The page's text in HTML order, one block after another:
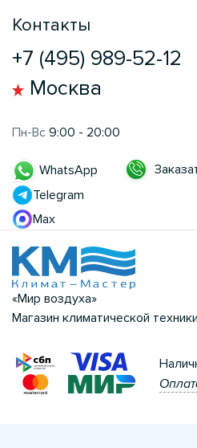
Контакты
+7 (495) 989-52-12
Москва
Пн-Вс 9:00 - 20:00
WhatsApp
Telegram
Max
«Мир воздуха»
Магазин климатической техники